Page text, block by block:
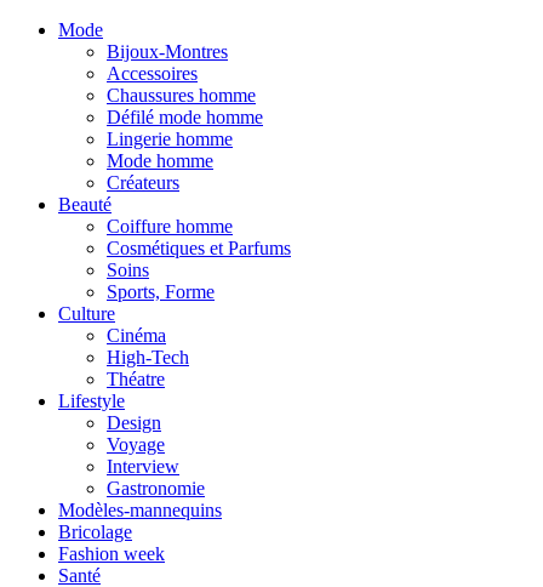
Mode
Bijoux-Montres
Accessoires
Chaussures homme
Défilé mode homme
Lingerie homme
Mode homme
Créateurs
Beauté
Coiffure homme
Cosmétiques et Parfums
Soins
Sports, Forme
Culture
Cinéma
High-Tech
Théatre
Lifestyle
Design
Voyage
Interview
Gastronomie
Modèles-mannequins
Bricolage
Fashion week
Santé